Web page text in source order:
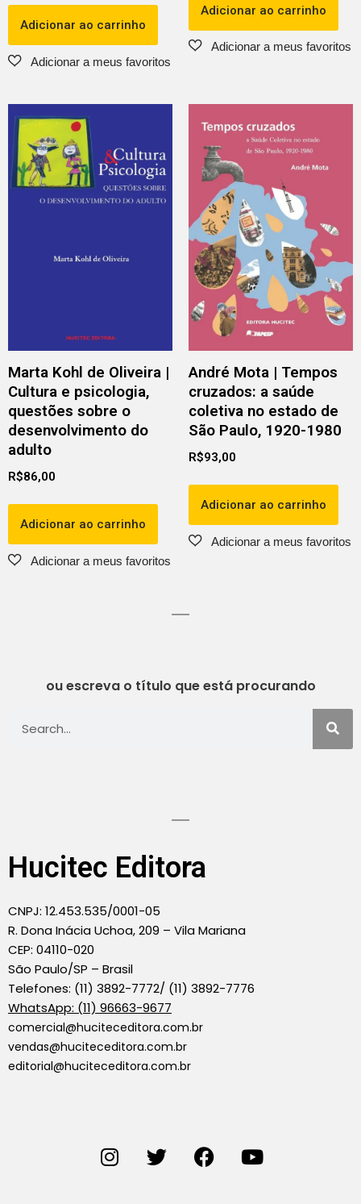
Adicionar ao carrinho
Adicionar ao carrinho
Marta Kohl de Oliveira |
Cultura e psicologia,
questões sobre o
desenvolvimento do
adulto
R$86,00
Adicionar ao carrinho
André Mota | Tempos
cruzados: a saúde
coletiva no estado de
São Paulo, 1920-1980
R$93,00
Adicionar ao carrinho
ou escreva o título que está procurando
Hucitec Editora
CNPJ: 12.453.535/0001-05
R. Dona Inácia Uchoa, 209 – Vila Mariana
CEP: 04110-020
São Paulo/SP – Brasil
Telefones: (11) 3892-7772/ (11) 3892-7776
WhatsApp: (11) 96663-9677
comercial@huciteceditora.com.br
vendas@huciteceditora.com.br
editorial@huciteceditora.com.br